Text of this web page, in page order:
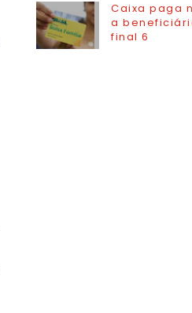
Caixa paga
a
final 6